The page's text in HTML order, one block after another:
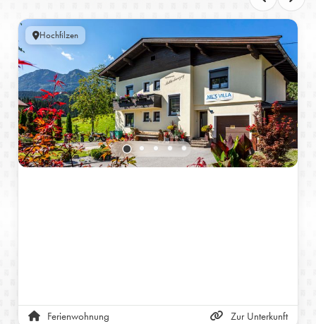
Hochfilzen
Ferienwohnung Zur Unterkunft